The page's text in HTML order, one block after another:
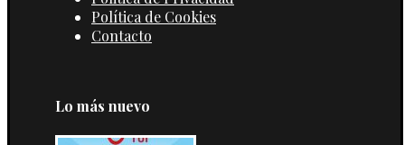
Política de Cookies
Contacto
Lo más nuevo